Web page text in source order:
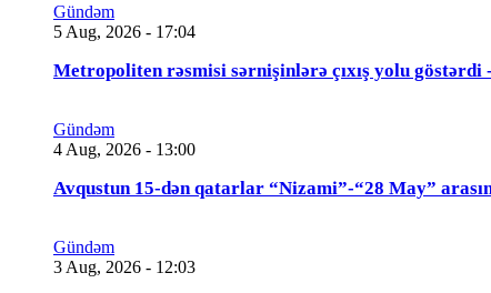
Gündəm
5 Aug, 2026 - 17:04
Metropoliten rəsmisi sərnişinlərə çıxış yolu göstərdi
Gündəm
4 Aug, 2026 - 13:00
Avqustun 15-dən qatarlar “Nizami”-“28 May”
Gündəm
3 Aug, 2026 - 12:03